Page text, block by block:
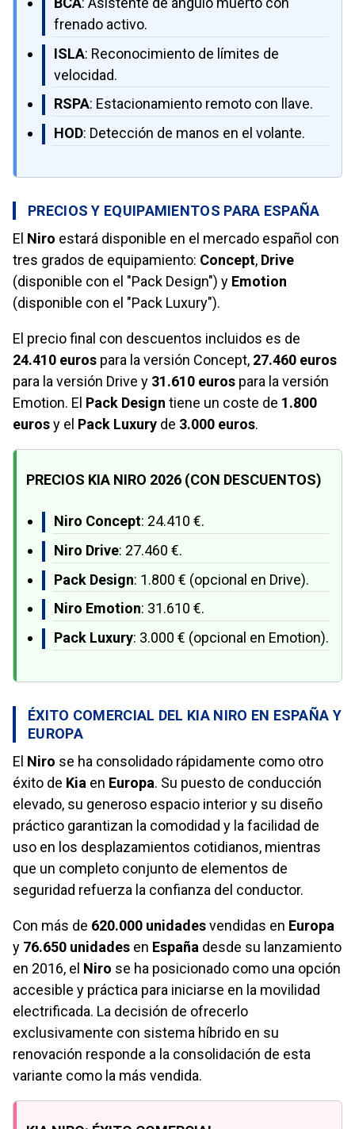
frenado activo.
ISLA: Reconocimiento de límites de
velocidad.
RSPA: Estacionamiento remoto con llave.
HOD: Detección de manos en el volante.
PRECIOS Y EQUIPAMIENTOS PARA ESPAÑA
El Niro estará disponible en el mercado español con
tres grados de equipamiento: Concept, Drive
(disponible con el "Pack Design") y Emotion
(disponible con el "Pack Luxury").
El precio final con descuentos incluidos es de
24.410 euros para la versión Concept, 27.460 euros
para la versión Drive y 31.610 euros para la versión
Emotion. El Pack Design tiene un coste de 1.800
eurosy el Pack Luxury de 3.000 euros.
PRECIOS KIA NIRO 2026 (CON DESCUENTOS)
Niro Concept: 24.410 €.
Niro Drive: 27.460 €.
Pack Design: 1.800 € (opcional en Drive).
Niro Emotion: 31.610 €.
Pack Luxury: 3.000 € (opcional en Emotion).
ÉXITO COMERCIAL DEL KIA NIRO EN ESPAÑA Y
EUROPA
El Niro se ha consolidado rápidamente como otro
éxito de Kia en Europa. Su puesto de conducción
elevado, su generoso espacio interior y su diseño
práctico garantizan la comodidad y la facilidad de
uso en los desplazamientos cotidianos, mientras
que un completo conjunto de elementos de
seguridad refuerza la confianza del conductor.
Con más de 620.000 unidadesvendidas en Europa
y 76.650 unidades en España desde su lanzamiento
en 2016, el Niro se ha posicionado como una opción
accesible y práctica para iniciarse en la movilidad
electrificada. La decisión de ofrecerlo
exclusivamente con sistema híbrido en su
renovación responde a la consolidación de esta
variante como la más vendida.